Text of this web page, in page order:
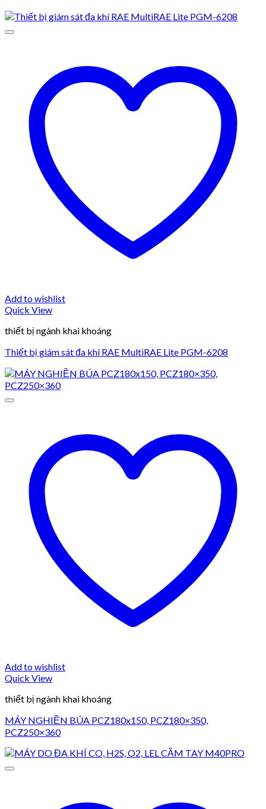
Add to wishlist
Quick View
thiết bị ngành khai khoáng
Thiết bị giám sát đa khí RAE MultiRAE Lite PGM-6208
Add to wishlist
Quick View
thiết bị ngành khai khoáng
MÁY NGHIỀN BÚA PCZ180x150, PCZ180×350,
PCZ250×360